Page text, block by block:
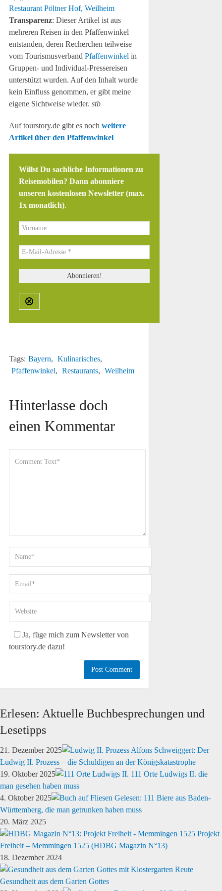
Restaurant Pöltner Hof, Weilheim
Transparenz: Dieser Artikel ist aus
mehreren Reisen in den Pfaffenwinkel
entstanden, deren Recherchen teilweise
vom Tourismusverband Pfaffenwinkel in
Gruppen- und Individual-Pressereisen
unterstützt wurden. Auf den Inhalt wurde
kein Einfluss genommen, er gibt meine
eigene Sichtweise wieder. stb
Auf tourstory.de gibt es noch weitere
Artikel über den Pfaffenwinkel
Willst Du sachliche Informationen zu
Reisemobilen? Dann abonniere
unseren kostenlosen Newsletter (max.
1x monatlich).
Tags: Bayern, Kulinarisches,
Pfaffenwinkel, Restaurants, Weilheim
Hinterlasse doch
einen Kommentar
Ja, füge mich zum Newsletter von
tourstory.de dazu!
Erlesen: Aktuelle Buchbesprechungen und
Lesetipps
21. Dezember 2025
Alfons Schweiggert: Der
Ludwig II. Prozess – die Schuldigen an der Königskatastrophe
19. Oktober 2025
111 Orte Ludwigs II. die
man gesehen haben muss
4. Oktober 2025
Gelesen: 111 Biere aus Baden-
Württemberg, die man getrunken haben muss
20. März 2025
Projekt
Freiheit – Memmingen 1525 (HDBG Magazin N°13)
18. Dezember 2024
Gesundheit aus dem Garten Gottes